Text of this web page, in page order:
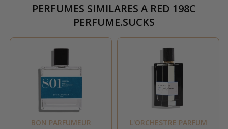
PERFUMES SIMILARES A RED 198C
PERFUME.SUCKS
BON PARFUMEUR L'ORCHESTRE PARFUM